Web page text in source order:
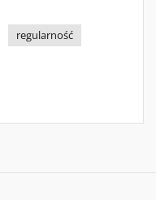
regularność